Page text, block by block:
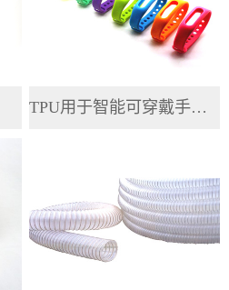
TPU用于智能可穿戴手环腕带